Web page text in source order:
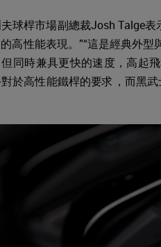
球桿市場副總裁Josh Talge表
高性能表現。”“這是經典外
同時兼具更快的速度，高起
於高性能鐵桿的要求，而黑